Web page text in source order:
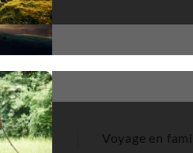
12 Voyage en